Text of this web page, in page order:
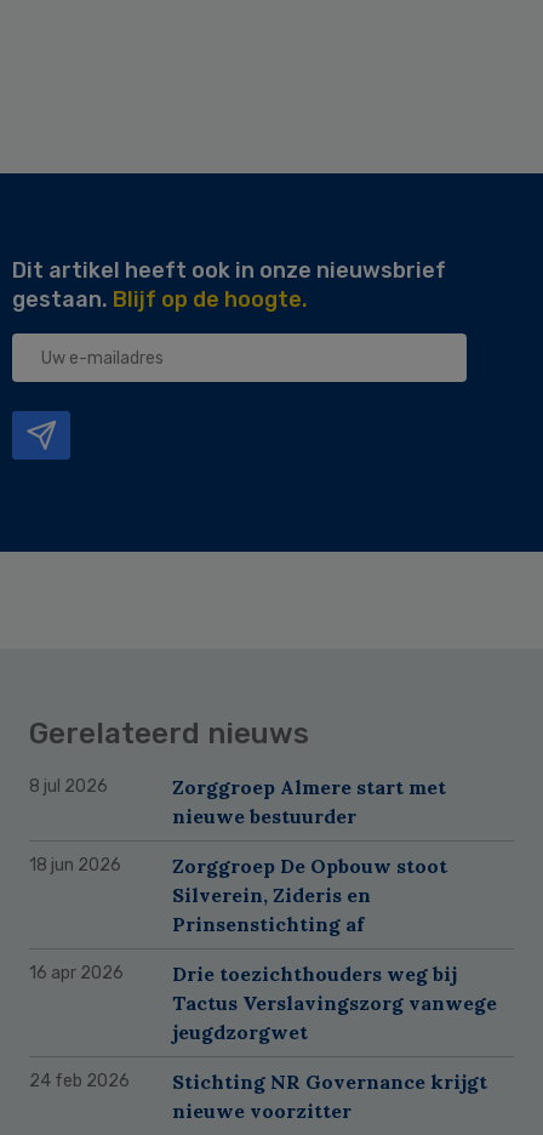
Dit artikel heeft ook in onze nieuwsbrief
gestaan. Blijf op de hoogte.
Uw
Gerelateerd nieuws
8 jul 2026
Zorggroep Almere start met
nieuwe bestuurder
18 jun 2026
Zorggroep De Opbouw stoot
Silverein, Zideris en
Prinsenstichting af
16 apr 2026
Drie toezichthouders weg bij
Tactus Verslavingszorg vanwege
jeugdzorgwet
24 feb 2026
Stichting NR Governance krijgt
nieuwe voorzitter